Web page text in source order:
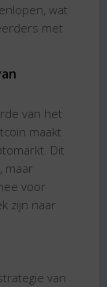
wat
met
van het
maakt
Dit
maar
voor
zijn naar
van